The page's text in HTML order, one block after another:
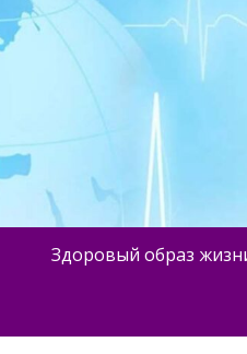
Здоровый образ